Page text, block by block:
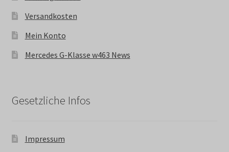
Versandkosten
Mein Konto
Mercedes G-Klasse w463 News
Gesetzliche Infos
Impressum